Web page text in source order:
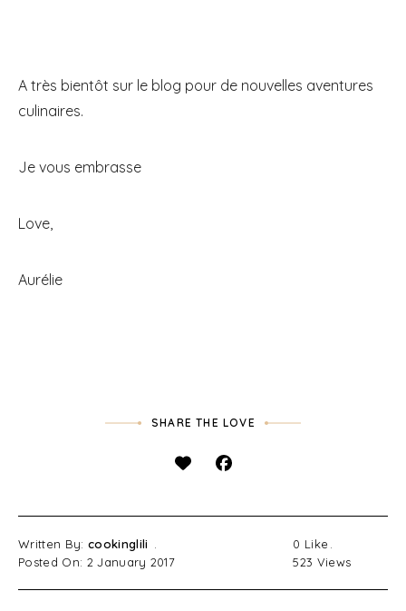
A très bientôt sur le blog pour de nouvelles aventures
culinaires.
Je vous embrasse
Love,
Aurélie
SHARE THE LOVE
Written By: cookinglili
Posted On: 2 January 2017
0 Like
523 Views